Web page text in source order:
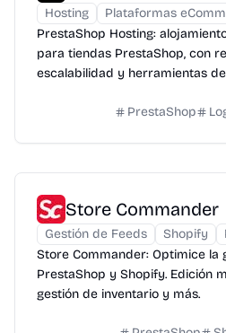
Hosting Plataformas
PrestaShop Hosting:
para tiendas PrestaShop, con
escalabilidad y herramientas
PrestaShop
Store Commander
Gestión de Feeds Shopify
Store Commander: Optimice la
PrestaShop y Shopify. Edición
gestión de inventario y más.